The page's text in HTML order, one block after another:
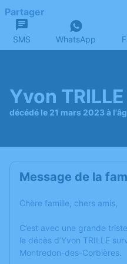
Partager
SMS WhatsApp
Yvon TRILLE
décédé le 21 mars 2023 à
Message de la
Chère famille, chers amis,
C’est avec une grande
le décès d’Yvon TRILLE
Montredon-des-Corbières.